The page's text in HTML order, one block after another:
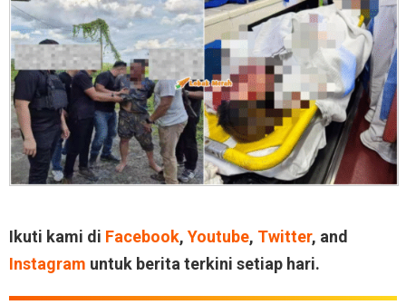
Ikuti kami di Facebook, Youtube, Twitter, and
Instagram untuk berita terkini setiap hari.